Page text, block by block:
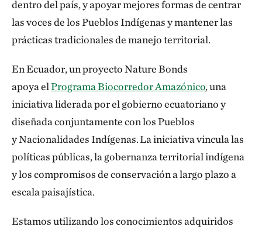
dentro del país, y apoyar mejores formas de centrar
las voces de los Pueblos Indígenas y mantener las
prácticas tradicionales de manejo territorial.
En Ecuador, un proyecto Nature Bonds
apoya elPrograma Biocorredor Amazónico, una
iniciativa liderada por el gobierno ecuatoriano y
diseñada conjuntamente con los Pueblos
y Nacionalidades Indígenas. La iniciativa vincula las
políticas públicas, la gobernanza territorial indígena
y los compromisos de conservación a largo plazo a
escala paisajística.
Estamos utilizando los conocimientos adquiridos